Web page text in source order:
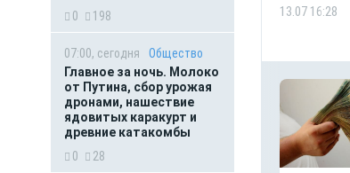
0
198
07:00, сегодня
Общество
Главное за ночь. Молоко
от Путина, сбор урожая
дронами, нашествие
ядовитых каракурт и
древние катакомбы
0
28
13.07 16:28